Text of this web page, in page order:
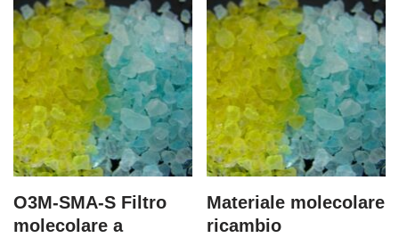
O3M-SMA-S Filtro
molecolare a
Materiale molecolare
ricambio